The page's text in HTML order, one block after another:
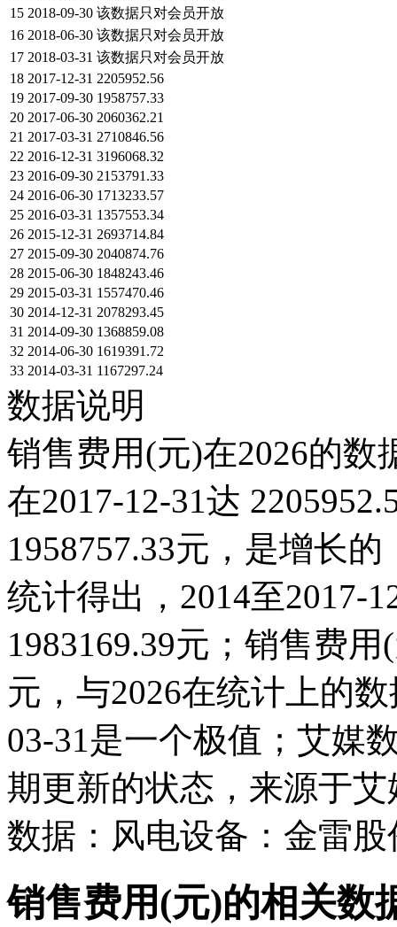
15 2018-09-30 该数据只对会员开放
16 2018-06-30 该数据只对会员开放
17 2018-03-31 该数据只对会员开放
18 2017-12-31 2205952.56
19 2017-09-30 1958757.33
20 2017-06-30 2060362.21
21 2017-03-31 2710846.56
22 2016-12-31 3196068.32
23 2016-09-30 2153791.33
24 2016-06-30 1713233.57
25 2016-03-31 1357553.34
26 2015-12-31 2693714.84
27 2015-09-30 2040874.76
28 2015-06-30 1848243.46
29 2015-03-31 1557470.46
30 2014-12-31 2078293.45
31 2014-09-30 1368859.08
32 2014-06-30 1619391.72
33 2014-03-31 1167297.24
数据说明
销售费用(元)在2026的数
在2017-12-31达
1958757.33元，是增长
统计得出，2014至2017-
1983169.39元；销售费用
元，与2026在统计上的
03-31是一个极值；艾媒
期更新的状态，来源于
数据：风电设备：金雷
销售费用(元)的相关数